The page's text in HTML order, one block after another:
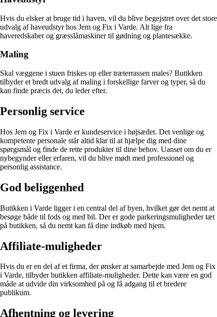
Hvis du elsker at bruge tid i haven, vil du blive begejstret over det store
udvalg af haveudstyr hos Jem og Fix i Varde. Alt lige fra
haveredskaber og græsslåmaskiner til gødning og plantesække.
Maling
Skal væggene i stuen friskes op eller træterrassen males? Butikken
tilbyder et bredt udvalg af maling i forskellige farver og typer, så du
kan finde præcis det, du leder efter.
Personlig service
Hos Jem og Fix i Varde er kundeservice i højsædet. Det venlige og
kompetente personale står altid klar til at hjælpe dig med dine
spørgsmål og finde de rette produkter til dine behov. Uanset om du er
nybegynder eller erfaren, vil du blive mødt med professionel og
personlig assistance.
God beliggenhed
Butikken i Varde ligger i en central del af byen, hvilket gør det nemt at
besøge både til fods og med bil. Der er gode parkeringsmuligheder tæt
på butikken, så du nemt kan få dine indkøb med hjem.
Affiliate-muligheder
Hvis du er en del af et firma, der ønsker at samarbejde med Jem og Fix
i Varde, tilbyder butikken affiliate-muligheder. Dette kan være en god
måde at udvide din virksomhed på og få adgang til et bredere
publikum.
Afhentning og levering